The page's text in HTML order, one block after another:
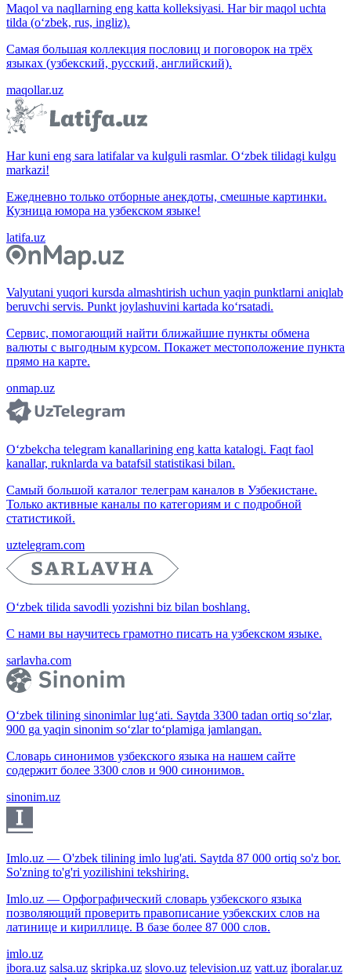
Maqol va naqllarning eng katta kolleksiyasi. Har bir maqol uchta
tilda (o‘zbek, rus, ingliz).
Самая большая коллекция пословиц и поговорок на трёх
языках (узбекский, русский, английский).
maqollar.uz
Har kuni eng sara latifalar va kulguli rasmlar. O‘zbek tilidagi kulgu
markazi!
Ежедневно только отборные анекдоты, смешные картинки.
Кузница юмора на узбекском языке!
latifa.uz
Valyutani yuqori kursda almashtirish uchun yaqin punktlarni aniqlab
beruvchi servis. Punkt joylashuvini kartada ko‘rsatadi.
Сервис, помогающий найти ближайшие пункты обмена
валюты с выгодным курсом. Покажет местоположение пункта
прямо на карте.
onmap.uz
O‘zbekcha telegram kanallarining eng katta katalogi. Faqt faol
kanallar, ruknlarda va batafsil statistikasi bilan.
Самый большой каталог телеграм каналов в Узбекистане.
Только активные каналы по категориям и с подробной
статистикой.
uztelegram.com
O‘zbek tilida savodli yozishni biz bilan boshlang.
С нами вы научитесь грамотно писать на узбекском языке.
sarlavha.com
O‘zbek tilining sinonimlar lug‘ati. Saytda 3300 tadan ortiq so‘zlar,
900 ga yaqin sinonim so‘zlar to‘plamiga jamlangan.
Словарь синонимов узбекского языка на нашем сайте
содержит более 3300 слов и 900 синонимов.
sinonim.uz
Imlo.uz — O'zbek tilining imlo lug'ati. Saytda 87 000 ortiq so'z bor.
So'zning to'g'ri yozilishini tekshiring.
Imlo.uz — Орфографический словарь узбекского языка
позволяющий проверить правописание узбекских слов на
латинице и кириллице. В базе более 87 000 слов.
imlo.uz
ibora.uz salsa.uz skripka.uz slovo.uz television.uz vatt.uz iboralar.uz